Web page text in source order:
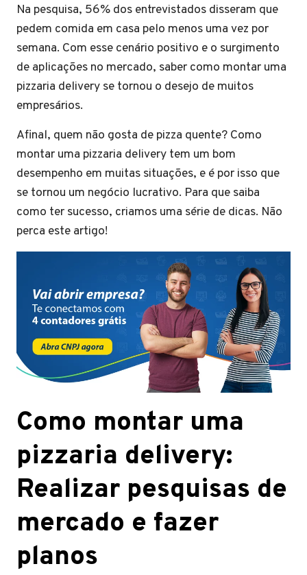
Na pesquisa, 56% dos entrevistados disseram que
pedem comida em casa pelo menos uma vez por
semana. Com esse cenário positivo e o surgimento
de aplicações no mercado, saber como montar uma
pizzaria delivery se tornou o desejo de muitos
empresários.
Afinal, quem não gosta de pizza quente? Como
montar uma pizzaria delivery tem um bom
desempenho em muitas situações, e é por isso que
se tornou um negócio lucrativo. Para que saiba
como ter sucesso, criamos uma série de dicas. Não
perca este artigo!
Como montar uma
pizzaria delivery:
Realizar pesquisas de
mercado e fazer
planos